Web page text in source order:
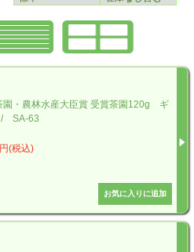
園・農林水産大臣賞 受賞茶園120g ギ
SA-63
(税込)